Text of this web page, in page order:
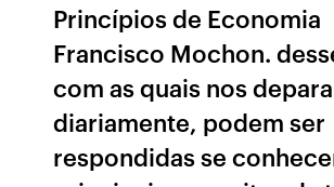
Princípios de Economia
Francisco Mochon.
com as quais nos
diariamente, podem ser
respondidas se